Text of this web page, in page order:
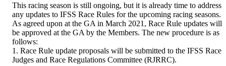
This racing season is still ongoing, but it is already time to address
any updates to IFSS Race Rules for the upcoming racing seasons.
As agreed upon at the GA in March 2021, Race Rule updates will
be approved at the GA by the Members. The new procedure is as
follows:
1. Race Rule update proposals will be submitted to the IFSS Race
Judges and Race Regulations Committee (RJRRC).